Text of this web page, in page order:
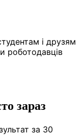
і друзям
роботодавців
зараз
за 30